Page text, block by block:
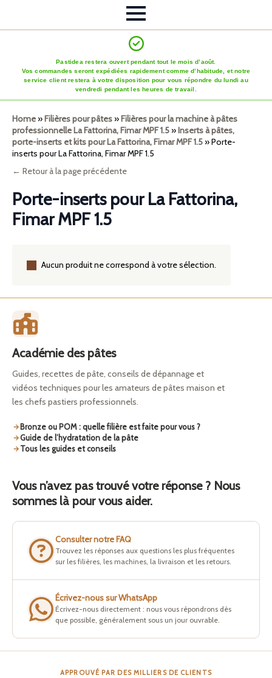
Pastidea restera ouvert pendant tout le mois d’août.
Vos commandes seront expédiées rapidement comme d’habitude, et notre
service client restera à votre disposition pour vous répondre du lundi au
vendredi pendant les heures de travail.
Home»Filières pour pâtes»Filières pour la machine à pâtes
professionnelle La Fattorina, Fimar MPF 1.5»Inserts à pâtes,
porte-inserts et kits pour La Fattorina, Fimar MPF 1.5»Porte-
inserts pour La Fattorina, Fimar MPF 1.5
← Retour à la page précédente
Porte-inserts pour La Fattorina,
Fimar MPF 1.5
Aucun produit ne correspond à votre sélection.
Académie des pâtes
Guides, recettes de pâte, conseils de dépannage et
vidéos techniques pour les amateurs de pâtes maison et
les chefs pastiers professionnels.
Bronze ou POM : quelle filière est faite pour vous ?
Guide de l’hydratation de la pâte
Tous les guides et conseils
Vous n’avez pas trouvé votre réponse ? Nous
sommes là pour vous aider.
Consulter notre FAQ
Trouvez les réponses aux questions les plus fréquentes
sur les filières, les machines, la livraison et les retours.
Écrivez-nous sur WhatsApp
Écrivez-nous directement : nous vous répondrons dès
que possible, généralement sous un jour ouvrable.
APPROUVÉ PAR DES MILLIERS DE CLIENTS